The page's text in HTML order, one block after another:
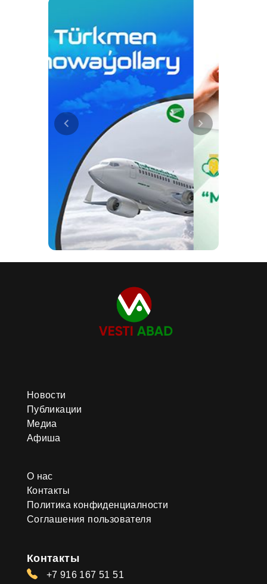
Новости
Публикации
Медиа
Афиша
О нас
Контакты
Политика конфиденциалности
Соглашения пользователя
Контакты
+7 916 167 51 51